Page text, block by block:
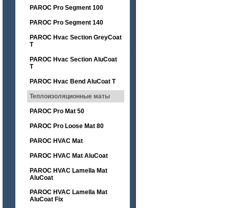
PAROC Pro Segment 100
PAROC Pro Segment 140
PAROC Hvac Section GreyCoat
T
PAROC Hvac Section AluCoat
T
PAROC Hvac Bend AluCoat T
Теплоизоляционные маты
PAROC Pro Mat 50
PAROC Pro Loose Mat 80
PAROC HVAC Mat
PAROC HVAC Mat AluCoat
PAROC HVAC Lamella Mat
AluCoat
PAROC HVAC Lamella Mat
AluCoat Fix